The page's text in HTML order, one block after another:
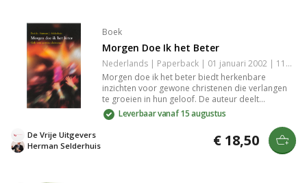
Boek
Morgen Doe Ik het Beter
Nederlands | Paperback | 01 januari 2002 | 116 pagina's | 9789055602308
Morgen doe ik het beter biedt herkenbare
inzichten voor gewone christenen die verlangen
te groeien in hun geloof. De auteur deelt
praktische lessen over leven met zwakheden en
het versterken van je geloofsleven. Perfect voor
wie worstelt met het streven naar perfectie in hun
Leverbaar vanaf 15 augustus
Herman Selderhuis
De Vrije Uitgevers € 18,50